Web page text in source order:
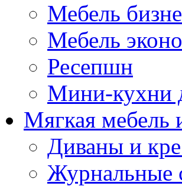
Мебель
Мебель
Ресепшн
Мини-кухни
Мягкая мебель
Диваны и
Журнальные